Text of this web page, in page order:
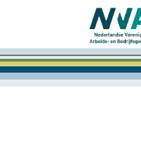
NVAB
|
Vereniging